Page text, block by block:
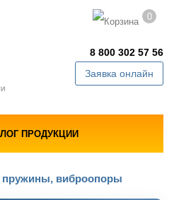
0
8 800 302 57 56
Заявка онлайн
ПРОДУКЦИИ
виброопоры